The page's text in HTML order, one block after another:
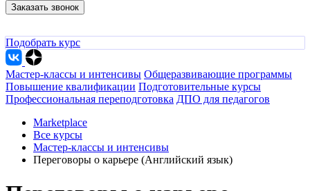
Заказать звонок
Подобрать курс
Мастер-классы и интенсивы Общеразвивающие программы
Повышение квалификации Подготовительные курсы
Профессиональная переподготовка ДПО для педагогов
Marketplace
Все курсы
Мастер-классы и интенсивы
Переговоры о карьере (Английский язык)